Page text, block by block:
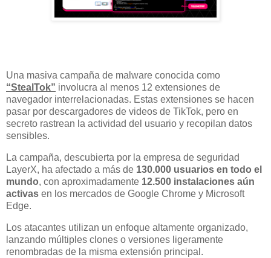
Una masiva campaña de malware conocida como
“StealTok” involucra al menos 12 extensiones de
navegador interrelacionadas. Estas extensiones se hacen
pasar por descargadores de videos de TikTok, pero en
secreto rastrean la actividad del usuario y recopilan datos
sensibles.
La campaña, descubierta por la empresa de seguridad
LayerX, ha afectado a más de 130.000 usuarios en todo el
mundo, con aproximadamente 12.500 instalaciones aún
activas en los mercados de Google Chrome y Microsoft
Edge.
Los atacantes utilizan un enfoque altamente organizado,
lanzando múltiples clones o versiones ligeramente
renombradas de la misma extensión principal.